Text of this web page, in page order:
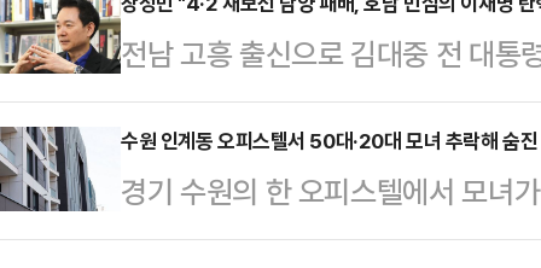
생각하는 보수층은) 숫자가 일정
야 하지만 그것 때문에 위축될 필
한 전 …
변론종결 이후 역대 최장시간 평의
닌 인용 4, 기각 혹은 각하 4의 '4대
지 않다고 전망했다. 다만 일각에서
재법 개정 추진, 마은혁 헌법재판관
가 진행되면서 일부 재판관이 의견
조계…
전남 고흥 출신으로 김대중 전 대
장성민 전 의원(전 대통령실 미래
서 더불어민주당 후보가 패배한 것
명령이라고 규정했다.장성민 전 의
이 담양 선거에서 패배한 것은 이재
수원 인계동 오피스텔서 50대·20대 모녀 추락해 숨
경기 수원의 한 오피스텔에서 모녀
42분께 경기도 수원시 팔달구 인계